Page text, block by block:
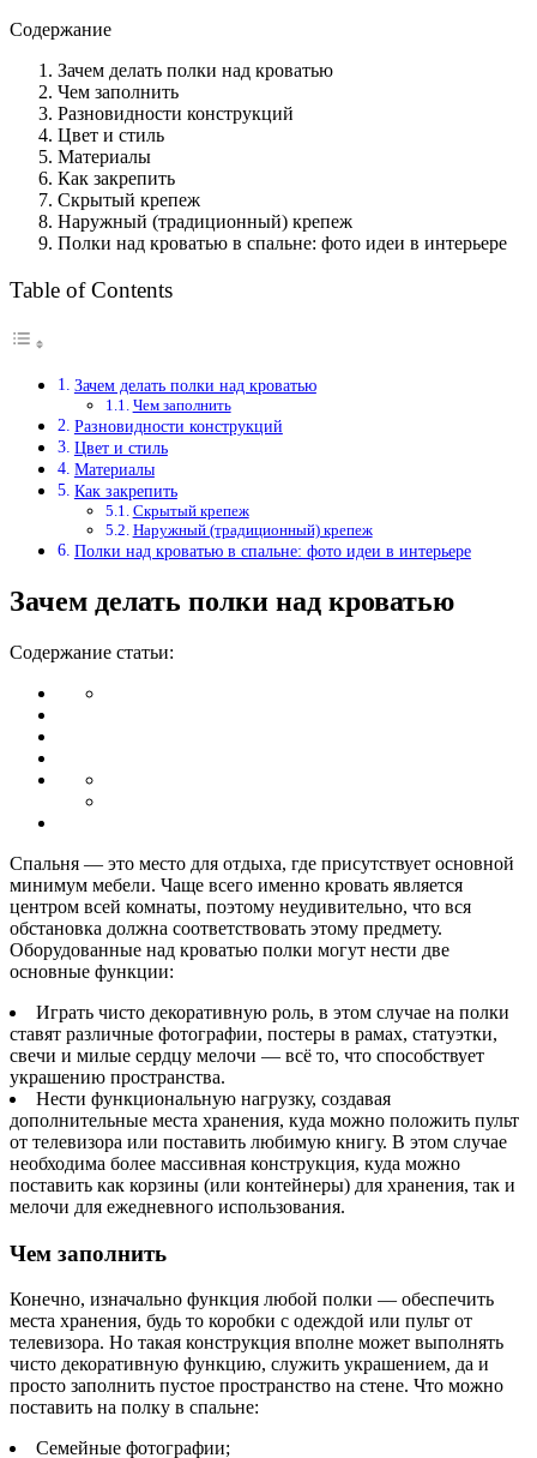
Содержание
Зачем делать полки над кроватью
Чем заполнить
Разновидности конструкций
Цвет и стиль
Материалы
Как закрепить
Скрытый крепеж
Наружный (традиционный) крепеж
Полки над кроватью в спальне: фото идеи в интерьере
Table of Contents
Зачем делать полки над кроватью
Чем заполнить
Разновидности конструкций
Цвет и стиль
Материалы
Как закрепить
Скрытый крепеж
Наружный (традиционный) крепеж
Полки над кроватью в спальне: фото идеи в интерьере
Зачем делать полки над кроватью
Содержание статьи:
Спальня — это место для отдыха, где присутствует основной
минимум мебели. Чаще всего именно кровать является
центром всей комнаты, поэтому неудивительно, что вся
обстановка должна соответствовать этому предмету.
Оборудованные над кроватью полки могут нести две
основные функции:
Играть чисто декоративную роль, в этом случае на полки
ставят различные фотографии, постеры в рамах, статуэтки,
свечи и милые сердцу мелочи — всё то, что способствует
украшению пространства.
Нести функциональную нагрузку, создавая
дополнительные места хранения, куда можно положить пульт
от телевизора или поставить любимую книгу. В этом случае
необходима более массивная конструкция, куда можно
поставить как корзины (или контейнеры) для хранения, так и
мелочи для ежедневного использования.
Чем заполнить
Конечно, изначально функция любой полки — обеспечить
места хранения, будь то коробки с одеждой или пульт от
телевизора. Но такая конструкция вполне может выполнять
чисто декоративную функцию, служить украшением, да и
просто заполнить пустое пространство на стене. Что можно
поставить на полку в спальне:
Семейные фотографии;